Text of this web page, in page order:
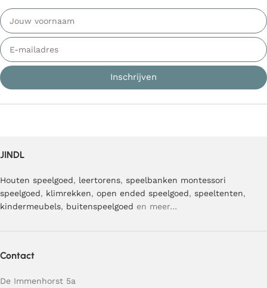
Inschrijven
JINDL
Houten speelgoed, leertorens, speelbanken montessori
speelgoed, klimrekken, open ended speelgoed, speeltenten,
kindermeubels, buitenspeelgoed en meer…
Contact
De Immenhorst 5a